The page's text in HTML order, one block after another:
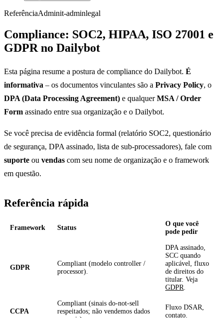
ReferênciaAdminit-adminlegal
Compliance: SOC2, HIPAA, ISO 27001 e
GDPR no Dailybot
Esta página resume a postura de compliance do Dailybot. É
informativa – os documentos vinculantes são a Privacy Policy, o
DPA (Data Processing Agreement) e qualquerMSA / Order
Form assinado entre sua organização e o Dailybot.
Se você precisa de evidência formal (relatório SOC2, questionário
de segurança, DPA assinado, lista de sub-processadores), fale com
suporte ou vendas com seu nome de organização e o framework
em questão.
Referência rápida
Framework Status
O que você
pode pedir
GDPR
Compliant (modelo controller /
processor).
DPA assinado,
SCC quando
aplicável, fluxo
de direitos do
titular. Veja
GDPR
CCPA
Compliant (sinais do-not-sell
respeitados; não vendemos dados
Fluxo DSAR,
contato.